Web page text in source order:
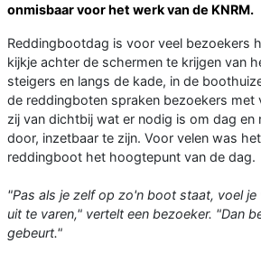
onmisbaar voor het werk van de KNRM.
Reddingbootdag is voor veel bezoekers
kijkje achter de schermen te krijgen van
steigers en langs de kade, in de
de reddingboten spraken bezoekers met
zij van dichtbij wat er nodig is om dag en
door, inzetbaar te zijn. Voor velen was
reddingboot het hoogtepunt van de dag.
"Pas als je zelf op zo'n boot staat, voel
uit te varen," vertelt een bezoeker. "Dan
gebeurt."